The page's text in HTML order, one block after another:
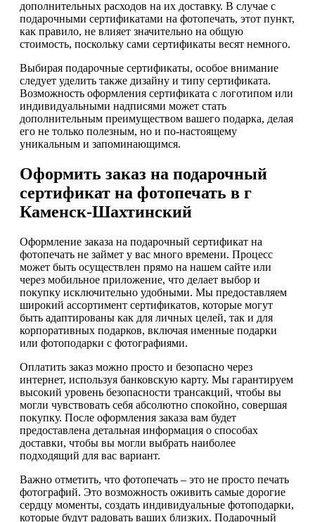
дополнительных расходов на их доставку. В случае с
подарочными сертификатами на фотопечать, этот пункт,
как правило, не влияет значительно на общую
стоимость, поскольку сами сертификаты весят немного.
Выбирая подарочные сертификаты, особое внимание
следует уделить также дизайну и типу сертификата.
Возможность оформления сертификата с логотипом или
индивидуальными надписями может стать
дополнительным преимуществом вашего подарка, делая
его не только полезным, но и по-настоящему
уникальным и запоминающимся.
Оформить заказ на подарочный
сертификат на фотопечать в г
Каменск-Шахтинский
Оформление заказа на подарочный сертификат на
фотопечать не займет у вас много времени. Процесс
может быть осуществлен прямо на нашем сайте или
через мобильное приложение, что делает выбор и
покупку исключительно удобными. Мы предоставляем
широкий ассортимент сертификатов, которые могут
быть адаптированы как для личных целей, так и для
корпоративных подарков, включая именные подарки
или фотоподарки с фотографиями.
Оплатить заказ можно просто и безопасно через
интернет, используя банковскую карту. Мы гарантируем
высокий уровень безопасности трансакций, чтобы вы
могли чувствовать себя абсолютно спокойно, совершая
покупку. После оформления заказа вам будет
предоставлена детальная информация о способах
доставки, чтобы вы могли выбрать наиболее
подходящий для вас вариант.
Важно отметить, что фотопечать – это не просто печать
фотографий. Это возможность оживить самые дорогие
сердцу моменты, создать индивидуальные фотоподарки,
которые будут радовать ваших близких. Подарочный